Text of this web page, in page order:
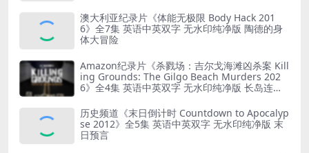
澳大利亚纪录片《体能无极限 Body Hack 201
6》全7集 英语中英双字 无水印纯净版 陶德的身
体大冒险
Amazon纪录片《杀戮场：吉尔戈海滩凶杀案 Kill
ing Grounds: The Gilgo Beach Murders 202
6》全4集 英语中英双字 无水印纯净版 长岛连环
历史频道《末日倒计时 Countdown to Apocalyp
se 2012》全5集 英语中英双字 无水印纯净版 末
日预言